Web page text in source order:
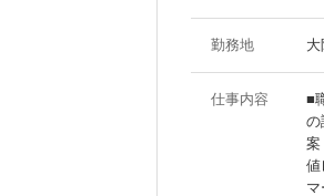
勤務地 大
仕事内容
■
の
案
値